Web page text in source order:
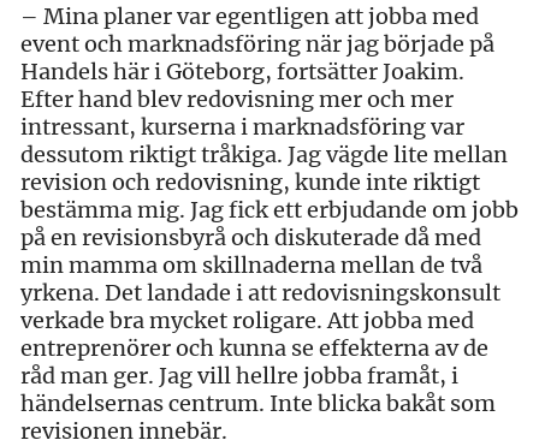
– Mina planer var egentligen att jobba med
event och marknadsföring när jag började på
Handels här i Göteborg, fortsätter Joakim.
Efter hand blev redovisning mer och mer
intressant, kurserna i marknadsföring var
dessutom riktigt tråkiga. Jag vägde lite mellan
revision och redovisning, kunde inte riktigt
bestämma mig. Jag fick ett erbjudande om jobb
på en revisionsbyrå och diskuterade då med
min mamma om skillnaderna mellan de två
yrkena. Det landade i att redovisningskonsult
verkade bra mycket roligare. Att jobba med
entreprenörer och kunna se effekterna av de
råd man ger. Jag vill hellre jobba framåt, i
händelsernas centrum. Inte blicka bakåt som
revisionen innebär.